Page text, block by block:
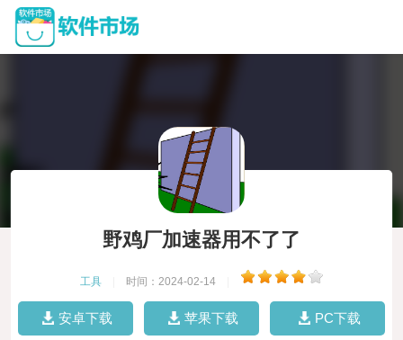
野鸡厂加速器用不了了
工具 时间：2024-02-14
安卓下载 苹果下载 PC下载